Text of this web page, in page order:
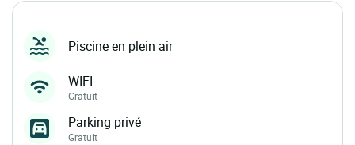
Piscine en plein air
WIFI
Gratuit
Parking privé
Gratuit